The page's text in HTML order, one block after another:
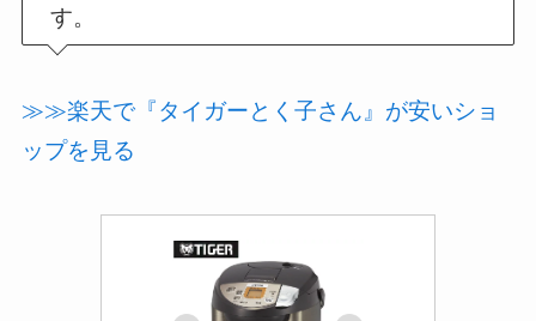
す。
≫≫楽天で『タイガーとく子さん』が安いショ
ップを見る